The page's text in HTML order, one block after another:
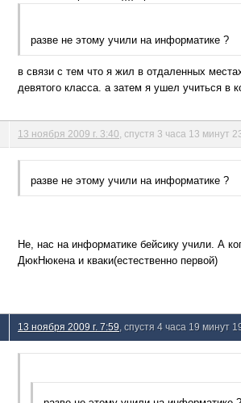
разве не этому учили на информатике ?
в связи с тем что я жил в отдаленных
девятого класса. а затем я ушел учиться в
13 ноября 2009 г. 3:40 , спустя 3 часа 13 минут
разве не этому учили на информатике ?
Не, нас на информатике бейсику учили. А
ДюкНюкена и кваки(естественно первой)
13 ноября 2009 г. 7:59 , спустя 4 часа 19 минут